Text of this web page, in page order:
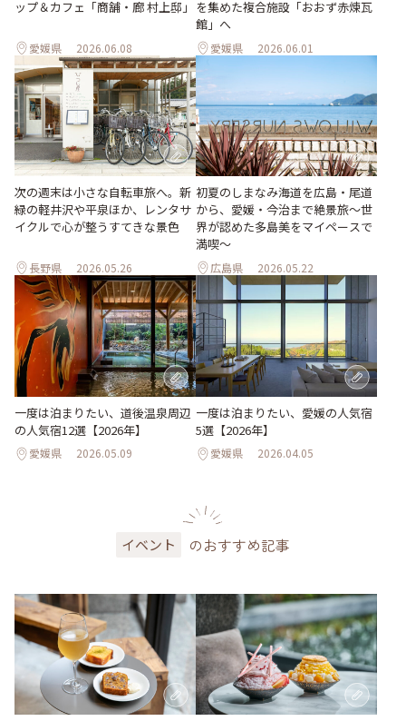
ップ＆カフェ「商舗・廊 村上邸」
愛媛県 2026.06.08
を集めた複合施設「おおず赤煉瓦
館」へ
愛媛県 2026.06.01
次の週末は小さな自転車旅へ。新
緑の軽井沢や平泉ほか、レンタサ
イクルで心が整うすてきな景色
長野県 2026.05.26
初夏のしまなみ海道を広島・尾道
から、愛媛・今治まで絶景旅〜世
界が認めた多島美をマイペースで
満喫〜
広島県 2026.05.22
一度は泊まりたい、道後温泉周辺
の人気宿12選【2026年】
愛媛県 2026.05.09
一度は泊まりたい、愛媛の人気宿
5選【2026年】
愛媛県 2026.04.05
イベント のおすすめ記事